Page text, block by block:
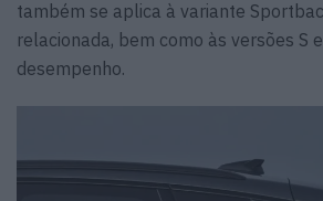
também se aplica à variante
relacionada, bem como às versões S
desempenho.